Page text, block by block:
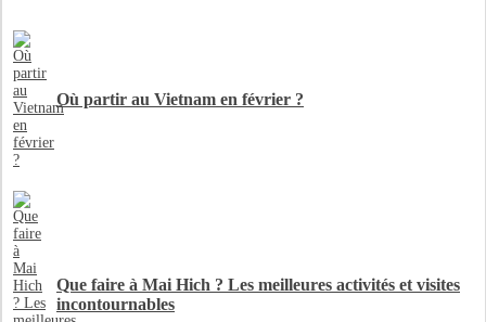
Où partir au Vietnam en février ?
Que faire à Mai Hich ? Les meilleures activités et visites
incontournables